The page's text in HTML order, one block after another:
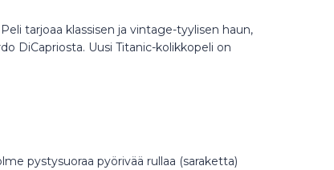
tarjoaa klassisen ja vintage-tyylisen haun,
DiCapriosta. Uusi Titanic-kolikkopeli on
pystysuoraa pyörivää rullaa (saraketta)